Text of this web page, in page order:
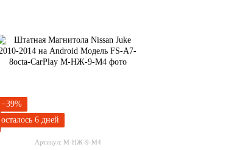
−39%
осталось 6 дней
Артикул: М-НЖ-9-М4